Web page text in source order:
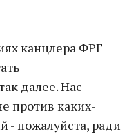
канцлера ФРГ
далее. Нас
против каких-
- пожалуйста, ради